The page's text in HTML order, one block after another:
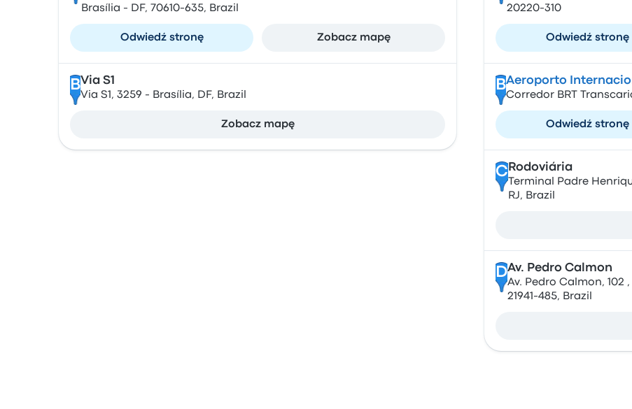
Brasília - DF, 70610-635, Brazil
Odwiedź stronę Zobacz mapę
BVia S1
Via S1, 3259 - Brasília, DF, Brazil
Zobacz mapę
20220-310
Odwiedź stronę
BAeroporto
Corredor BRT
Odwiedź stronę
CRodoviária
Terminal Padre
RJ, Brazil
DAv. Pedro Calmon
Av. Pedro Calmon, 102
21941-485, Brazil